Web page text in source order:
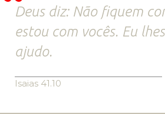
Deus diz: Não fiquem
estou com vocês. Eu
ajudo.
Isaias 41.10